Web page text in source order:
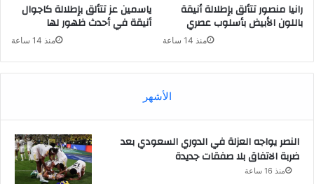
ياسمين عز تتألق بإطلالة كاجوال
أنيقة في أحدث ظهور لها
منذ 14 ساعة
رانيا منصور تتألق بإطلالة أنيقة
باللون الأبيض بأسلوب عصري
منذ 14 ساعة
الأشهر
النصر يواجه العزلة في الدوري السعودي بعد
ضربة الاتفاق بلا صفقات جديدة
منذ 16 ساعة